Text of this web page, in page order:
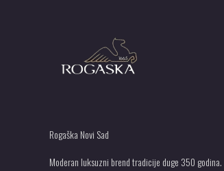
Rogaška Novi Sad
Moderan luksuzni brend tradicije duge 350 godina.